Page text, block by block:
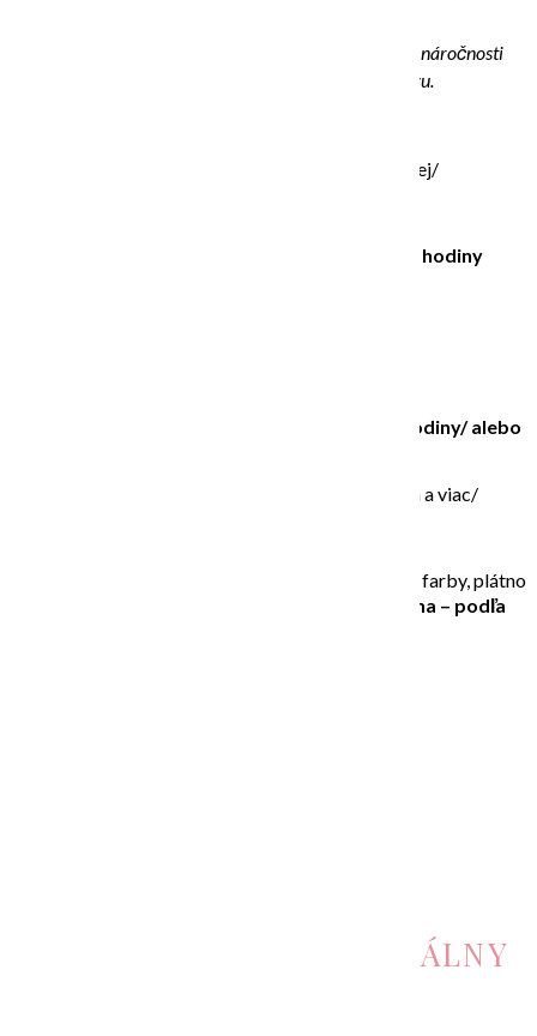
Kurz môže trvať jedno alebo dve stretnutia – podľa náročnosti
vybranej techniky a veľkosti plátna/obrazu.
60x70cm alebo menej/
Trvanie kurzu: 2 stretnutia/ 120 minút – 2 hodiny
Trvanie kurzu: 2 stretnutia/ po 90 minút – 3 hodiny/ alebo
60x70cm a viac/
Všetky pomôcky sú v cene kurzu (štetce, akrylové farby, plátno
Ku cene kurzu sa pripočítava cena plátna – podľa
PLASTER ART INDIVIDUÁLNY